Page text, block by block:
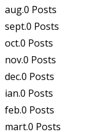
aug.0 Posts
sept.0 Posts
oct.0 Posts
nov.0 Posts
dec.0 Posts
ian.0 Posts
feb.0 Posts
mart.0 Posts